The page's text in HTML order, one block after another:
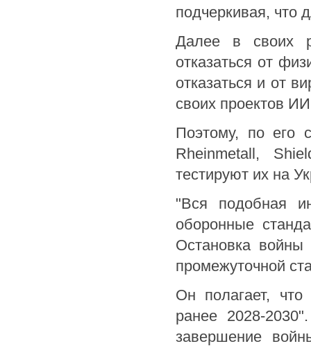
подчеркивая, что
Далее в своих
отказаться от
отказаться и от
своих проектов
Поэтому, по его
Rheinmetall,
тестируют их на
"Вся подобная
оборонные
Остановка
промежуточной
Он полагает,
ранее 2028-
завершение